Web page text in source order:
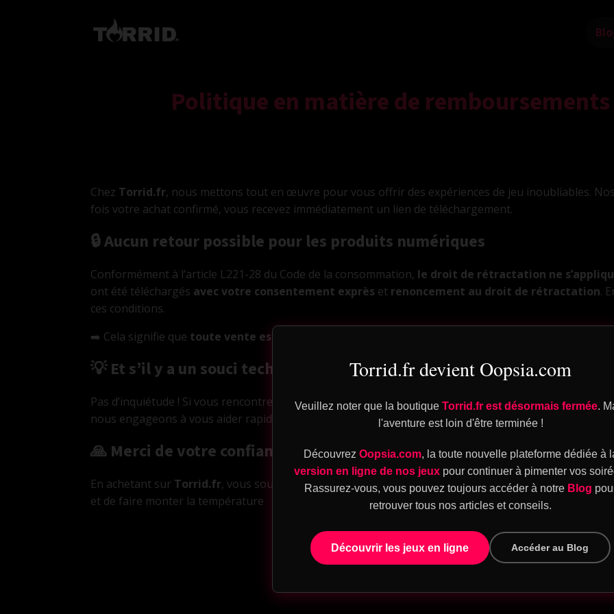
Politique en matière de
Chez Torrid.fr, nous mettons tout en œuvre pour vous offrir des expériences de jeu inoubliables.
fois votre achat confirmé, vous recevez immédiatement un lien de téléchargement.
🔒 Aucun retour possible pour les produits numériques
Conformément à l’article L221-28 du Code de la consommation, le droit de rétractation ne
ont été téléchargés avec votre consentement exprès et renoncement au droit de rétractation.
ces conditions.
➡️ Cela signifie que toute vente est définitive
💡 Et s’il y a un souci technique ?
Pas d’inquiétude ! Si vous rencontrez un problème avec le téléchargement ou l’accès à votre fichier,
nous engageons à vous aider rapidement pour que vous puissiez profiter pleinement de votre achat.
🙏 Merci de votre confiance
En achetant sur Torrid.fr, vous soutenez une petite équipe passionnée qui crée des jeux pensés
et de faire monter la température
Torrid.fr devient Oopsia.com
Veuillez noter que la boutique Torrid.fr est désormais fermée.
l'aventure est loin d'être terminée !
Découvrez Oopsia.com, la toute nouvelle plateforme dédiée à
version en ligne de nos jeuxpour continuer à pimenter vos
Rassurez-vous, vous pouvez toujours accéder à notre Blog
retrouver tous nos articles et conseils.
Découvrir les jeux en ligne Accéder au Blog